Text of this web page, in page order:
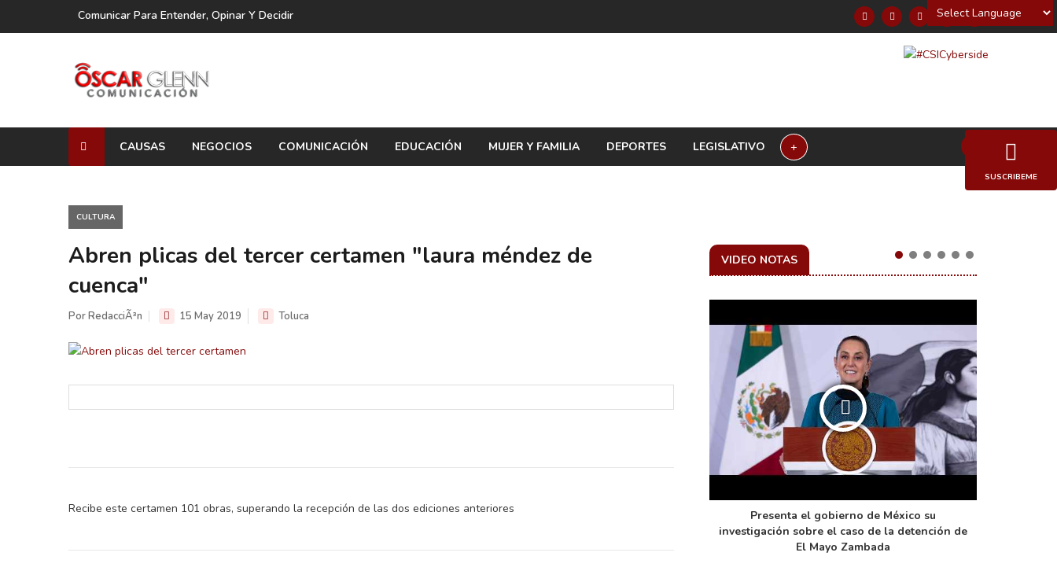
Powered by
Comunicar Para Entender, Opinar Y Decidir
CAUSAS NEGOCIOS COMUNICACIÓN EDUCACIÓN MUJER Y FAMILIA DEPORTES LEGISLATIVO +
CULTURA
Abren plicas del tercer certamen "laura méndez de
cuenca"
Por RedacciÃ³n 15 May 2019 Toluca
Recibe este certamen 101 obras, superando la recepción de las dos ediciones anteriores
VIDEO NOTAS
en el ejercicio de sus
Y salió la propuesta de Reforma Electoral de
Informa el gobierno federal cómo fue el
reacciones en Jalisco
Presenta el gobierno de México su
investigación sobre el caso de la detención de
El Mayo Zambada
SUSCRIBEME